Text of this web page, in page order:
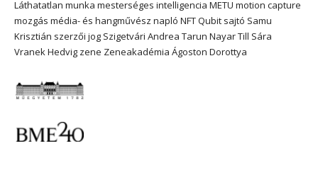
Láthatatlan munka mesterséges intelligencia METU motion capture
mozgás média- és hangművész napló NFTQubit sajtó Samu
Krisztián szerzői jog Szigetvári Andrea Tarun NayarTill Sára
Vranek Hedvig zene Zeneakadémia Ágoston Dorottya